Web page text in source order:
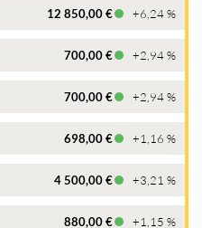
12 850,00 € +6,24 %
700,00 € +2,94 %
700,00 € +2,94 %
698,00 € +1,16 %
4 500,00 € +3,21 %
880,00 € +1,15 %